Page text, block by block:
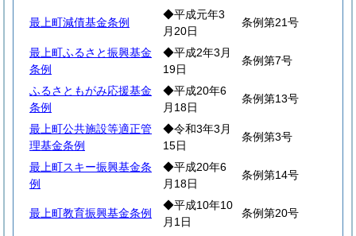
最上町減債基金条例
◆平成元年3
月20日
条例第21号
最上町ふるさと振興基金
条例
◆平成2年3月
19日
条例第7号
ふるさともがみ応援基金
条例
◆平成20年6
月18日
条例第13号
最上町公共施設等適正管
理基金条例
◆令和3年3月
15日
条例第3号
最上町スキー振興基金条
例
◆平成20年6
月18日
条例第14号
最上町教育振興基金条例
◆平成10年10
月1日
条例第20号